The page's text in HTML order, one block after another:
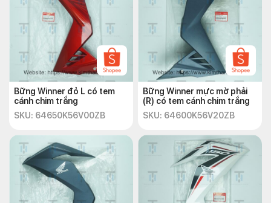
Bững Winner đỏ L có tem
cánh chim trắng
SKU: 64650K56V00ZB
Bững Winner mực mờ phải
(R) có tem cánh chim trắng
SKU: 64600K56V20ZB